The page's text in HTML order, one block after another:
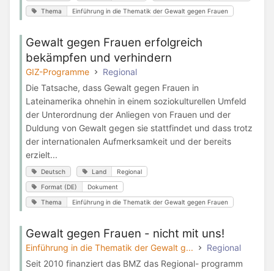
Thema Einführung in die Thematik der Gewalt gegen Frauen
Gewalt gegen Frauen erfolgreich
bekämpfen und verhindern
GIZ-Programme
Regional
Die Tatsache, dass Gewalt gegen Frauen in
Lateinamerika ohnehin in einem soziokulturellen Umfeld
der Unterordnung der Anliegen von Frauen und der
Duldung von Gewalt gegen sie stattfindet und dass trotz
der internationalen Aufmerksamkeit und der bereits
erzielt...
Deutsch Land Regional
Format (DE) Dokument
Thema Einführung in die Thematik der Gewalt gegen Frauen
Gewalt gegen Frauen - nicht mit uns!
Einführung in die Thematik der Gewalt g...
Regional
Seit 2010 finanziert das BMZ das Regional- programm